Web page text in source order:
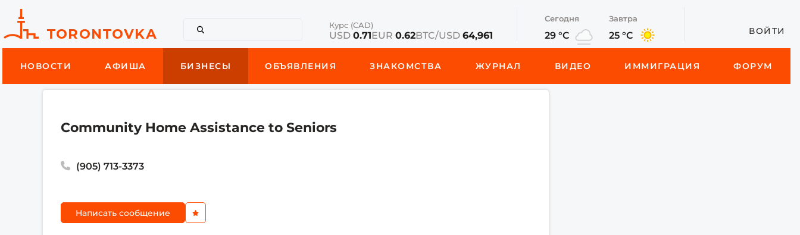
Курс (CAD)
USD0.71EUR0.62BTC/USD64,961
Сегодня
29 °C
Завтра
25 °C ВОЙТИ
НОВОСТИ АФИША БИЗНЕСЫ ОБЪЯВЛЕНИЯ ЗНАКОМСТВА ЖУРНАЛ ВИДЕО ИММИГРАЦИЯ ФОРУМ
Community Home Assistance to Seniors
(905) 713-3373
Написать сообщение